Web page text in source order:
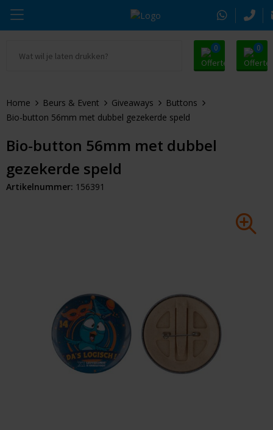
0 0
Drinkwaren
Tassen & Reizen
Outdoor & Vrije Tijd
Auto & Veiligheid
Alle promosnoepje
Zomer
Kerst
Thule
Alle merken
Home Beurs & Event Giveaways
Buttons
Bio-button 56mm met dubbel gezekerde speld
Bio-button 56mm met dubbel
gezekerde speld
Artikelnummer: 156391